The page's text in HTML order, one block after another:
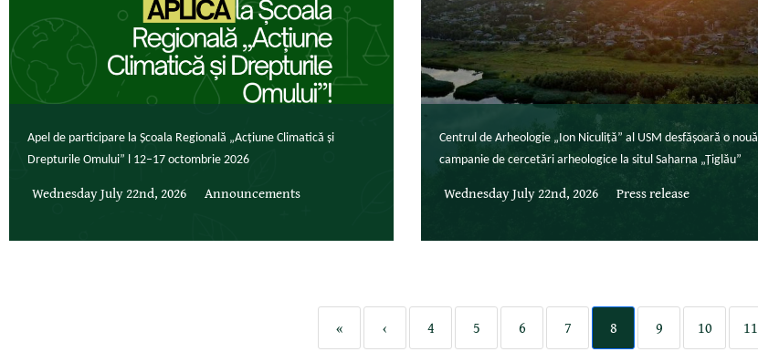
Apel de participare la Școala Regională „Acțiune Climatică și
Drepturile Omului” l 12–17 octombrie 2026
Wednesday July 22nd, 2026 Announcements
Centrul de Arheologie „Ion Niculiță” al USM desfășoară o nouă
campanie de cercetări arheologice la situl Saharna „Țiglău”
Wednesday July 22nd, 2026 Press release
« ‹ 4 5 6 7 8 9 10 11